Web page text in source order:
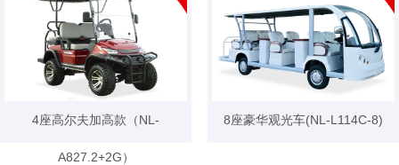
4座高尔夫加高款（NL-
A827.2+2G）
8座豪华观光车(NL-L114C-8)